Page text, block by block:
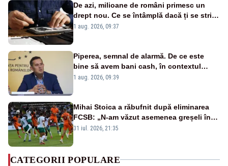
De azi, milioane de români primesc un
drept nou. Ce se întâmplă dacă ți se strică
un produs
1 aug. 2026, 09:37
Piperea, semnal de alarmă. De ce este
bine să avem bani cash, în contextul
alertei energetice?
1 aug. 2026, 09:39
Mihai Stoica a răbufnit după eliminarea
FCSB: „N-am văzut asemenea greșeli în
190 de meciuri europene”
31 iul. 2026, 21:35
CATEGORII POPULARE